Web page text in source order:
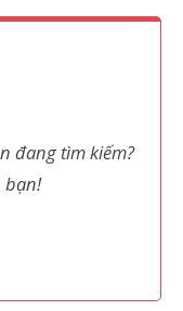
đang tìm kiếm?
bạn!